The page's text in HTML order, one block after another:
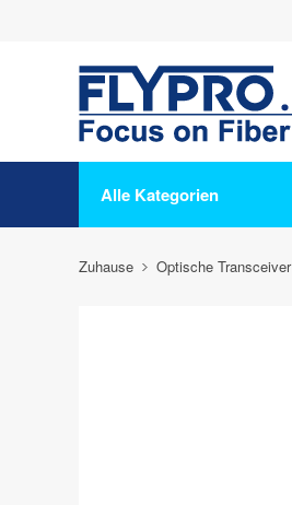
Alle Kategorien
Zuhause Optische Transceiver